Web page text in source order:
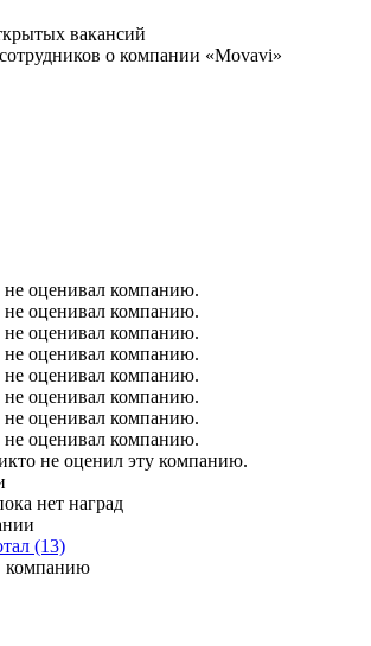
вакансий
о компании «Movavi»
оценивал компанию.
оценивал компанию.
оценивал компанию.
оценивал компанию.
оценивал компанию.
оценивал компанию.
оценивал компанию.
оценивал компанию.
не оценил эту компанию.
нет наград
(13)
компанию